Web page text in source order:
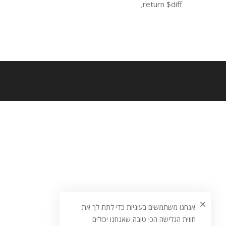
return $diff;
אנחנו משתמשים בעוגיות כדי לתת לך את
חווית הגלישה הכי טובה שאנחנו יכולים